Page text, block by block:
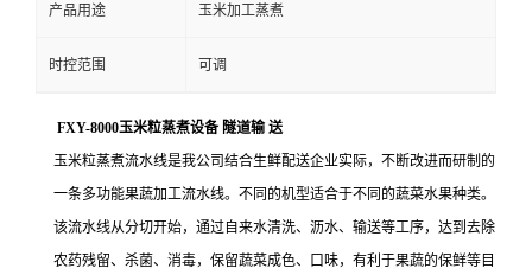
产品用途 玉米加工蒸煮
时控范围 可调
FXY-8000玉米粒蒸煮设备 隧道输 送
玉米粒蒸煮流水线是我公司结合生鲜配送企业实际，不断改进而研制的
一条多功能果蔬加工流水线。不同的机型适合于不同的蔬菜水果种类。
该流水线从分切开始，通过自来水清洗、沥水、输送等工序，达到去除
农药残留、杀菌、消毒，保留蔬菜成色、口味，有利于果蔬的保鲜等目